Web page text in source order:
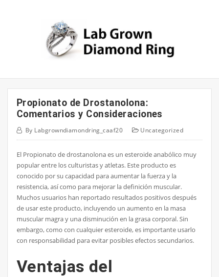
Propionato de Drostanolona:
Comentarios y Consideraciones
By Labgrowndiamondring_caaf20 Uncategorized
El Propionato de drostanolona es un esteroide anabólico muy
popular entre los culturistas y atletas. Este producto es
conocido por su capacidad para aumentar la fuerza y la
resistencia, así como para mejorar la definición muscular.
Muchos usuarios han reportado resultados positivos después
de usar este producto, incluyendo un aumento en la masa
muscular magra y una disminución en la grasa corporal. Sin
embargo, como con cualquier esteroide, es importante usarlo
con responsabilidad para evitar posibles efectos secundarios.
Ventajas del